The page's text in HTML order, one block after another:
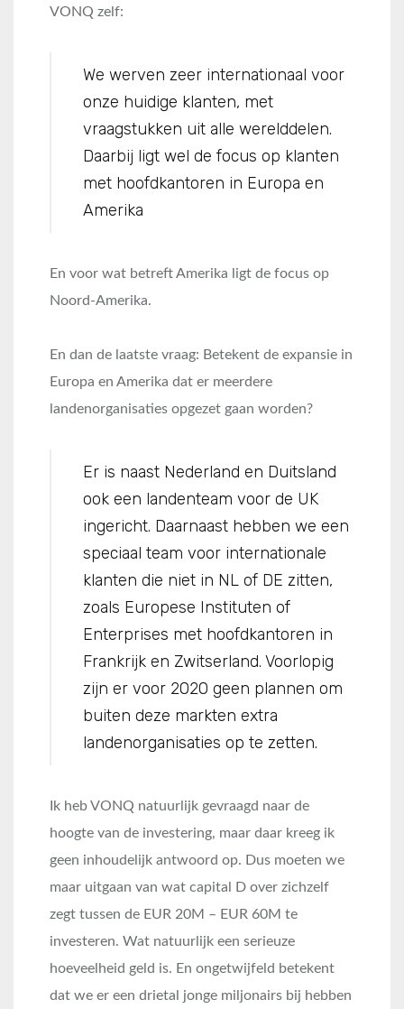
VONQ zelf:
We werven zeer internationaal voor
onze huidige klanten, met
vraagstukken uit alle werelddelen.
Daarbij ligt wel de focus op klanten
met hoofdkantoren in Europa en
Amerika
En voor wat betreft Amerika ligt de focus op
Noord-Amerika.
En dan de laatste vraag: Betekent de expansie in
Europa en Amerika dat er meerdere
landenorganisaties opgezet gaan worden?
Er is naast Nederland en Duitsland
ook een landenteam voor de UK
ingericht. Daarnaast hebben we een
speciaal team voor internationale
klanten die niet in NL of DE zitten,
zoals Europese Instituten of
Enterprises met hoofdkantoren in
Frankrijk en Zwitserland. Voorlopig
zijn er voor 2020 geen plannen om
buiten deze markten extra
landenorganisaties op te zetten.
Ik heb VONQ natuurlijk gevraagd naar de
hoogte van de investering, maar daar kreeg ik
geen inhoudelijk antwoord op. Dus moeten we
maar uitgaan van wat capital D over zichzelf
zegt tussen de EUR 20M – EUR 60M te
investeren. Wat natuurlijk een serieuze
hoeveelheid geld is. En ongetwijfeld betekent
dat we er een drietal jonge miljonairs bij hebben